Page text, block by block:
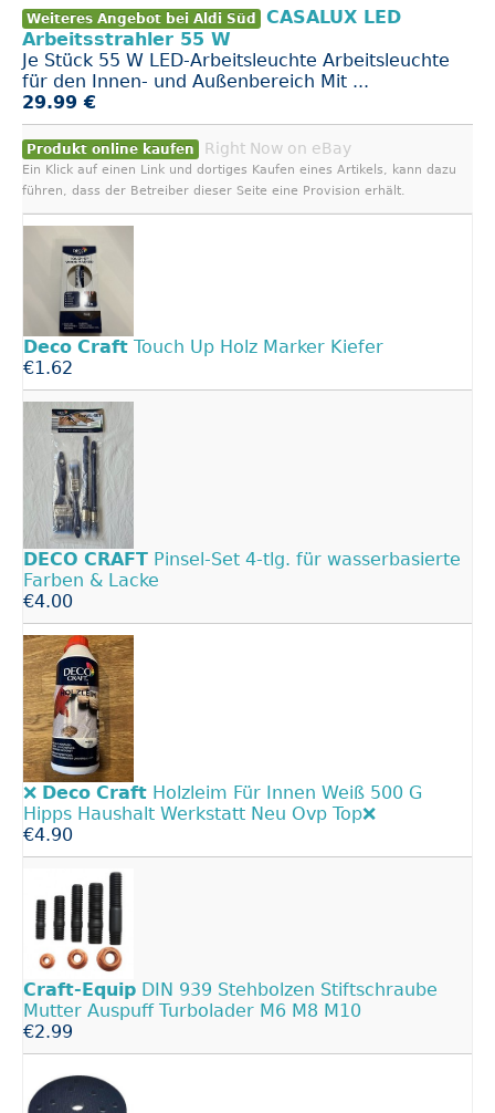
Weiteres Angebot bei Aldi Süd
CASALUX LED
Arbeitsstrahler 55 W
Je Stück 55 W LED-Arbeitsleuchte Arbeitsleuchte
für den Innen- und Außenbereich Mit ...
29.99 €
Produkt online kaufen Right Now on eBay
Ein Klick auf einen Link und dortiges Kaufen eines Artikels, kann dazu
führen, dass der Betreiber dieser Seite eine Provision erhält.
Deco Craft Touch Up Holz Marker Kiefer
€1.62
DECO CRAFT Pinsel-Set 4-tlg. für wasserbasierte
Farben & Lacke
€4.00
❌ Deco Craft Holzleim Für Innen Weiß 500 G
Hipps Haushalt Werkstatt Neu Ovp Top❌
€4.90
Craft-Equip DIN 939 Stehbolzen Stiftschraube
Mutter Auspuff Turbolader M6 M8 M10
€2.99